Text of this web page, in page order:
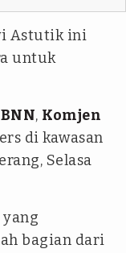
Astutik ini
untuk
, Komjen
di kawasan
Selasa
bagian dari